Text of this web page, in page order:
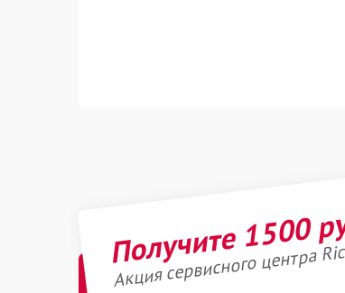
Получите 1500
Акция сервисного центра